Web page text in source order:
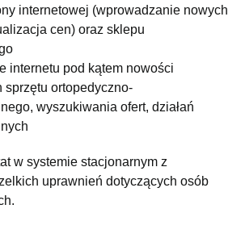
internetowej (wprowadzanie nowych
cen) oraz sklepu
internetu pod kątem nowości
sprzętu ortopedyczno-
wyszukiwania ofert, działań
w systemie stacjonarnym z
uprawnień dotyczących osób